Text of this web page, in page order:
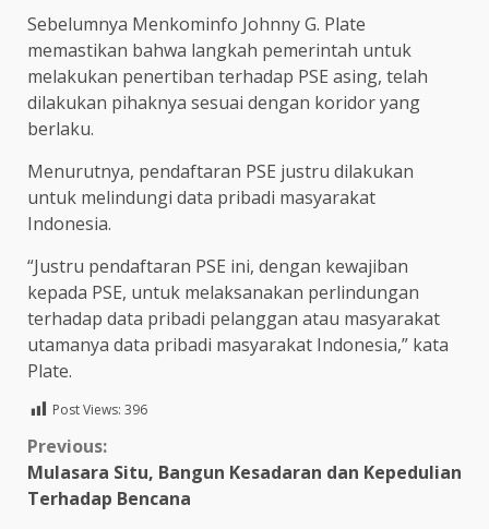
Sebelumnya Menkominfo Johnny G. Plate
memastikan bahwa langkah pemerintah untuk
melakukan penertiban terhadap PSE asing, telah
dilakukan pihaknya sesuai dengan koridor yang
berlaku.
Menurutnya, pendaftaran PSE justru dilakukan
untuk melindungi data pribadi masyarakat
Indonesia.
“Justru pendaftaran PSE ini, dengan kewajiban
kepada PSE, untuk melaksanakan perlindungan
terhadap data pribadi pelanggan atau masyarakat
utamanya data pribadi masyarakat Indonesia,” kata
Plate.
Post Views: 396
Continue
Reading
Previous:
Mulasara Situ, Bangun Kesadaran dan Kepedulian
Terhadap Bencana